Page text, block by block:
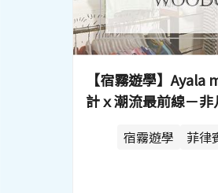
【宿霧遊學】
計ｘ潮流最前線－非
宿霧遊學 菲律